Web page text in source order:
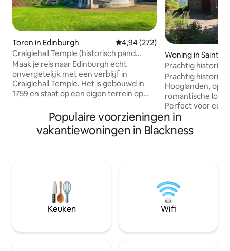
Toren in Edinburgh Gemiddelde beoordeling van
4,94 (272)
Craigiehall Temple (historisch pand
gebouwd 1759)
Maak je reis naar Edinburgh echt
onvergetelijk met een verblijf in
Craigiehall Temple. Het is gebouwd in
1759 en staat op een eigen terrein op
Estate. Het is geklasseerd als Grade A
vanwege zijn prachtige portiek met het
wapen van de 1e markies van
midden van vreugdevolle dingen". We
hopen dat een verblijf in de Temple
deze ervaring zal bieden en trouw zal
blijven aan deze visie
Woning in Saint
Prachtig
uitzicht
Prachtig
Hooglanden, op
romantische
Perfect voor een
vakantie met
speciale viering
huwelijksreis! Of gewoon om van het
van Edinburgh. Heerlijk het hele jaar
door – in de
het terras; in de
opwarmen bij het
Populaire voorzieningen in
vakantiewoningen in Blackness
Keuken Wifi